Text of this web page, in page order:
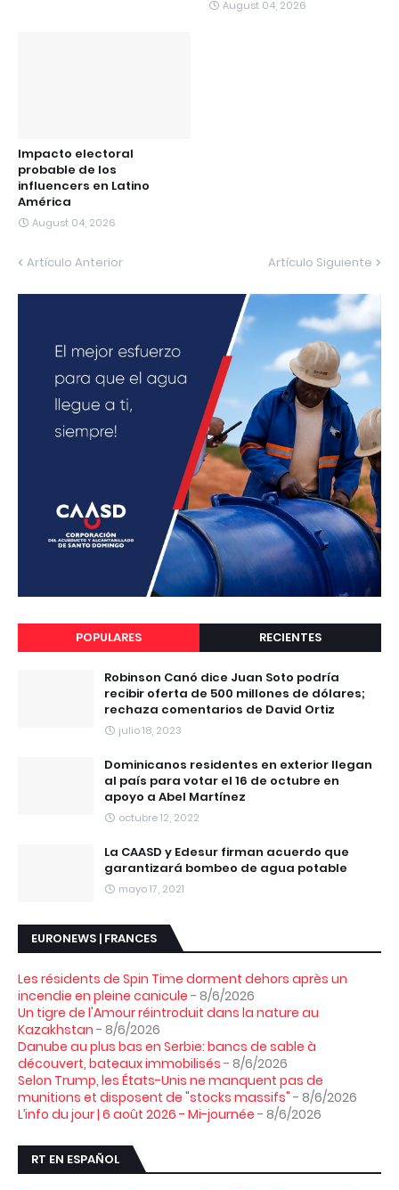
August 04, 2026
Impacto electoral
probable de los
influencers en Latino
América
August 04, 2026
Artículo Anterior Artículo Siguiente
POPULARES RECIENTES
Robinson Canó dice Juan Soto podría
recibir oferta de 500 millones de dólares;
rechaza comentarios de David Ortiz
julio 18, 2023
Dominicanos residentes en exterior llegan
al país para votar el 16 de octubre en
apoyo a Abel Martínez
octubre 12, 2022
La CAASD y Edesur firman acuerdo que
garantizará bombeo de agua potable
mayo 17, 2021
EURONEWS | FRANCES
Les résidents de Spin Time dorment dehors après un
incendie en pleine canicule - 8/6/2026
Un tigre de l'Amour réintroduit dans la nature au
Kazakhstan - 8/6/2026
Danube au plus bas en Serbie: bancs de sable à
découvert, bateaux immobilisés - 8/6/2026
Selon Trump, les États-Unis ne manquent pas de
munitions et disposent de "stocks massifs" - 8/6/2026
L’info du jour | 6 août 2026 - Mi-journée - 8/6/2026
RT EN ESPAÑOL